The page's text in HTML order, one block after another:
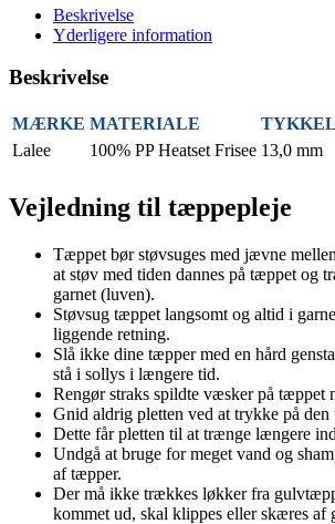
Beskrivelse
Yderligere information
Beskrivelse
MÆRKE MATERIALE
Lalee
100% PP Heatset Frisee 13,0 mm
Vejledning til tæppepleje
Tæppet bør støvsuges med jævne
at støv med tiden dannes på tæppet og
garnet (luven).
Støvsug tæppet langsomt og altid i
liggende retning.
Slå ikke dine tæpper med en hård
stå i sollys i længere tid.
Rengør straks spildte væsker på tæppet
Gnid aldrig pletten ved at trykke på den
Dette får pletten til at trænge længere
Undgå at bruge for meget vand og
af tæpper.
Der må ikke trækkes løkker fra
kommet ud, skal klippes eller skæres af